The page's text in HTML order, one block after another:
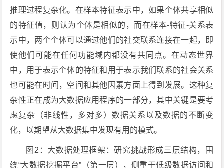
推理过程复杂化。在样本特征表示中，如果个体共享相似
的特征值，则认为个体是相似的，而在样本-特征-关系表
示中，两个个体可以通过他们的社交联系连接在一起，即
使他们可能在任何功能域内都没有共同点。在动态世界
中，用于表示个体的特征和用于表示我们联系的社会关系
也可能在时间，空间和其他因素方面上得到发展。这种复
杂性正在成为大数据应用程序的一部分，其中关键是要考
虑复杂（非线性，多对多）数据关系以及数据的不断变
化，以期望从大数据集中发现有用的模式。
图2：大数据处理框架：研究挑战形成三层结构，围
绕“大数据挖掘平台”（第一层），侧重于低级数据访问和